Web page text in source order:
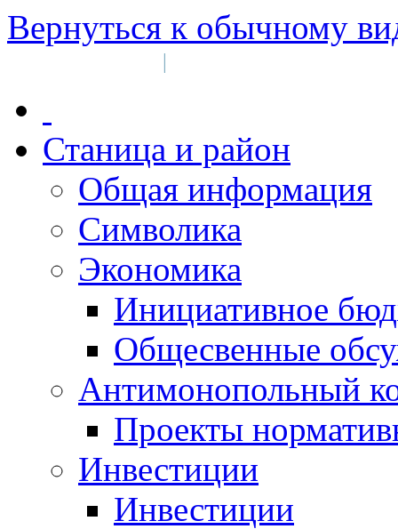
Вернуться к обычному
|
Станица и район
Общая информация
Символика
Экономика
Инициативное
Общесвенные
Антимонопольный
Проекты
Инвестиции
Инвестиции